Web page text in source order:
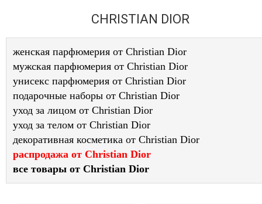
ДЕКОРАТИВНАЯ КОСМЕТИКА
CHRISTIAN DIOR
женская парфюмерия от Christian Dior
мужская парфюмерия от Christian Dior
унисекс парфюмерия от Christian Dior
подарочные наборы от Christian Dior
уход за лицом от Christian Dior
уход за телом от Christian Dior
декоративная косметика от Christian Dior
распродажа от Christian Dior
все товары от Christian Dior